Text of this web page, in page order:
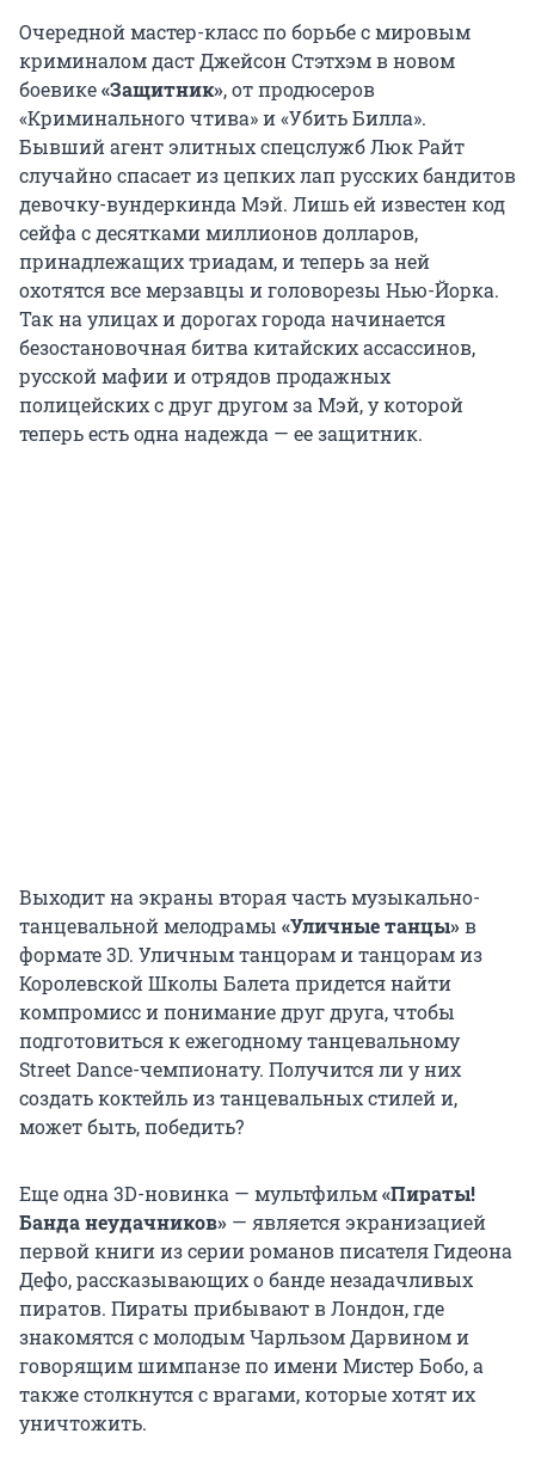
Очередной мастер-класс по борьбе с мировым
криминалом даст Джейсон Стэтхэм в новом
боевике«Защитник», от продюсеров
«Криминального чтива» и «Убить Билла».
Бывший агент элитных спецслужб Люк Райт
случайно спасает из цепких лап русских бандитов
девочку-вундеркинда Мэй. Лишь ей известен код
сейфа с десятками миллионов долларов,
принадлежащих триадам, и теперь за ней
охотятся все мерзавцы и головорезы Нью-Йорка.
Так на улицах и дорогах города начинается
безостановочная битва китайских ассассинов,
русской мафии и отрядов продажных
полицейских с друг другом за Мэй, у которой
теперь есть одна надежда — ее защитник.
Выходит на экраны вторая часть музыкально-
танцевальной мелодрамы «Уличные танцы»в
формате 3D. Уличным танцорам и танцорам из
Королевской Школы Балета придется найти
компромисс и понимание друг друга, чтобы
подготовиться к ежегодному танцевальному
Street Dance-чемпионату. Получится ли у них
создать коктейль из танцевальных стилей и,
может быть, победить?
Еще одна 3D-новинка — мультфильм«Пираты!
Банда неудачников» — является экранизацией
первой книги из серии романов писателя Гидеона
Дефо, рассказывающих о банде незадачливых
пиратов. Пираты прибывают в Лондон, где
знакомятся с молодым Чарльзом Дарвином и
говорящим шимпанзе по имени Мистер Бобо, а
также столкнутся с врагами, которые хотят их
уничтожить.